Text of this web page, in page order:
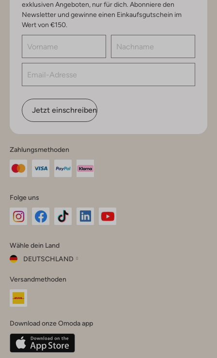
exklusiven Angeboten, nur für dich. Abonniere den
Newsletter und gewinne einen Einkaufsgutschein im
Wert von €150.
Jetzt einschreiben
Zahlungsmethoden
Folge uns
Instagram
Facebook
TikTok
Wähle dein Land
DEUTSCHLAND
dein
Land
Belgique(Français)
Deutschland
Versandmethoden
Download onze Omoda app